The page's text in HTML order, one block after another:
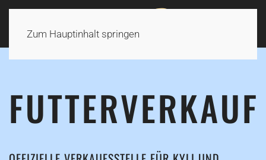
Zum Hauptinhalt springen
FUTTERVERKAUF